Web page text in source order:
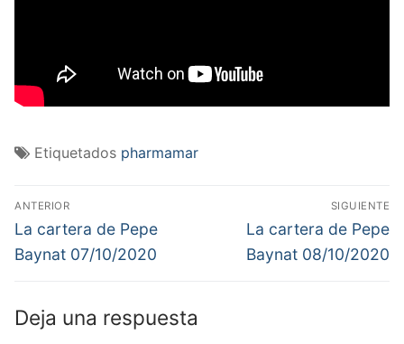
Etiquetados pharmamar
Navegación
de
entradas
ANTERIOR
Entrada
anterior:
La cartera de Pepe
Baynat 07/10/2020
SIGUIENTE
Entrada
siguiente:
La cartera de Pepe
Baynat 08/10/2020
Deja una respuesta